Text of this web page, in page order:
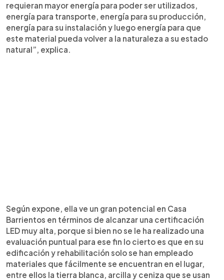
requieran mayor energía para poder ser utilizados,
energía para transporte, energía para su producción,
energía para su instalación y luego energía para que
este material pueda volver a la naturaleza a su estado
natural”, explica.
Según expone, ella ve un gran potencial en Casa
Barrientos en términos de alcanzar una certificación
LED muy alta, porque si bien no se le ha realizado una
evaluación puntual para ese fin lo cierto es que en su
edificación y rehabilitación solo se han empleado
materiales que fácilmente se encuentran en el lugar,
entre ellos la tierra blanca, arcilla y ceniza que se usan